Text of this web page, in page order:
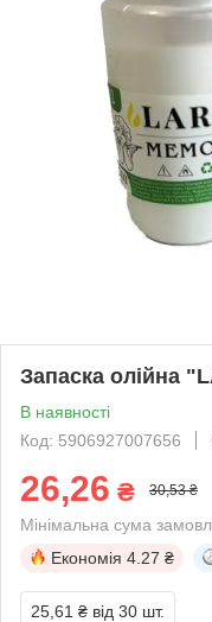
Запаска олійна
В наявності
Код: 5906927007656
26,26 ₴ 30,53 ₴
Мінімальна сума
Економія 4.27 ₴
25,61 ₴ від 30 шт.